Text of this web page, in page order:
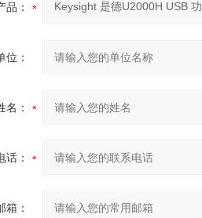
品：
位：
名：
话：
箱：